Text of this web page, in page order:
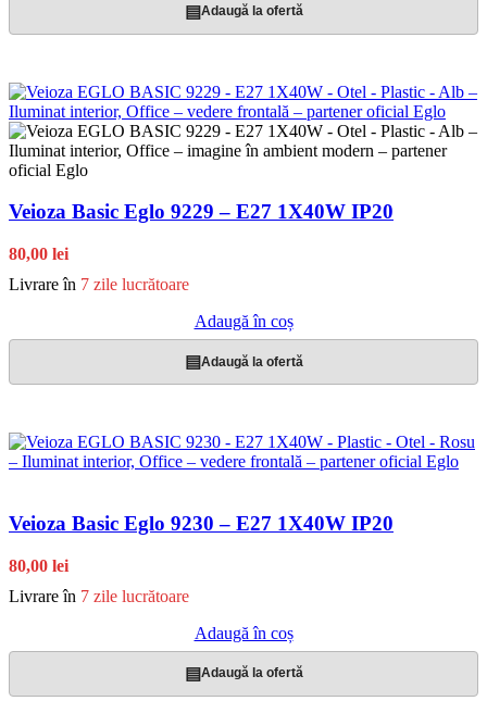
▤Adaugă la ofertă
Veioza Basic Eglo 9229 – E27 1X40W IP20
80,00 lei
Livrare în 7 zile lucrătoare
Adaugă în coș
▤Adaugă la ofertă
Veioza Basic Eglo 9230 – E27 1X40W IP20
80,00 lei
Livrare în 7 zile lucrătoare
Adaugă în coș
▤Adaugă la ofertă